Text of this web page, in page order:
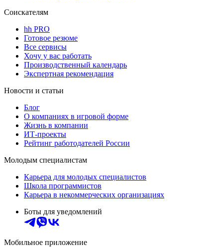
Соискателям
hh PRO
Готовое резюме
Все сервисы
Хочу у вас работать
Производственный календарь
Экспертная рекомендация
Новости и статьи
Блог
О компаниях в игровой форме
Жизнь в компании
ИТ-проекты
Рейтинг работодателей России
Молодым специалистам
Карьера для молодых специалистов
Школа программистов
Карьера в некоммерческих организациях
Боты для уведомлений
Мобильное приложение